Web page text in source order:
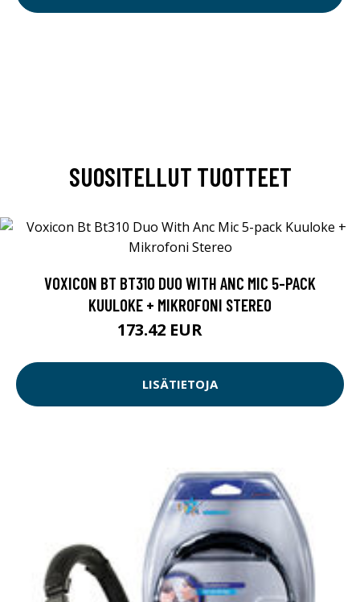
SUOSITELLUT TUOTTEET
VOXICON BT BT310 DUO WITH ANC MIC 5-PACK
KUULOKE + MIKROFONI STEREO
173.42 EUR
LISÄTIETOJA